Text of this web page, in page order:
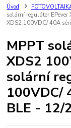
Úvod
solární regulátor
XDS2 100VDC/ 40A
MPPT
XDS2
solární
100VDC/
BLE -